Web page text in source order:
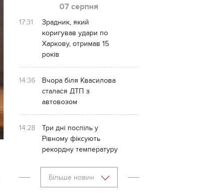
07 серпня
17:31
Зрадник, який
коригував удари по
Харкову, отримав 15
років
14:36
Вчора біля Квасилова
сталася ДТП з
автовозом
14:28
Три дні поспіль у
Рівному фіксують
рекордну температуру
Більше новин